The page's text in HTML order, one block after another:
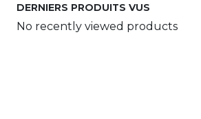
DERNIERS PRODUITS VUS
No recently viewed products